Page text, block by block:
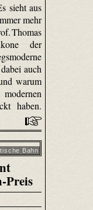
sieht aus
mehr
Thomas
der
auch
warum
haben.
Bahn
Preis